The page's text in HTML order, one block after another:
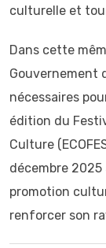
culturelle et
Dans cette
Gouvernement
nécessaires
édition du
Culture
décembre 2025
promotion
renforcer son